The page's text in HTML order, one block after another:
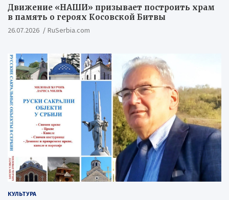
Движение «НАШИ» призывает построить храм
в память о героях Косовской Битвы
26.07.2026 RuSerbia.com
КУЛЬТУРА